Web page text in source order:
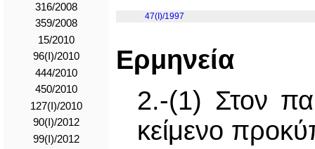
316/2008
359/2008
15/2010
96(I)/2010
444/2010
450/2010
127(I)/2010
90(I)/2012
99(I)/2012
47(I)/1997
Ερμηνεία
2.-(1) Στον
κείμενο